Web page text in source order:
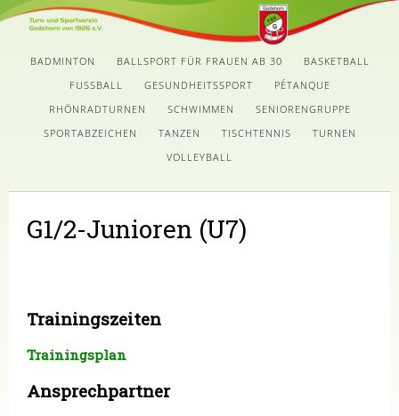
BADMINTON BALLSPORT FÜR FRAUEN AB 30
BASKETBALL
FUSSBALL
GESUNDHEITSSPORT
PÉTANQUE
RHÖNRADTURNEN
SCHWIMMEN
SENIORENGRUPPE
SPORTABZEICHEN
TANZEN TISCHTENNIS
TURNEN
VOLLEYBALL
G1/2-Junioren (U7)
Trainingszeiten
Trainingsplan
Ansprechpartner